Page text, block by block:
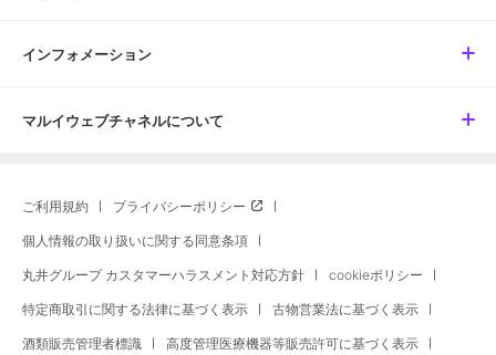
インフォメーション
マルイウェブチャネルについて
ご利用規約 プライバシーポリシー
個人情報の取り扱いに関する同意条項
丸井グループ カスタマーハラスメント対応方針 cookieポリシー
特定商取引に関する法律に基づく表示 古物営業法に基づく表示
酒類販売管理者標識 高度管理医療機器等販売許可に基づく表示